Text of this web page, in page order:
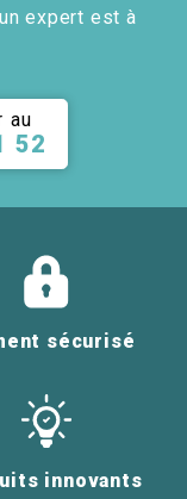
expert est à
au
52
sécurisé
innovants